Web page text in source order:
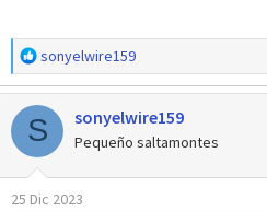
R
e
a
c
c
i
o
n
sonyelwire159
S sonyelwire159
Pequeño saltamontes
25 Dic 2023